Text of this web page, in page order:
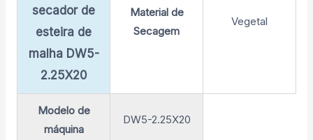
secador de
esteira de
malha DW5-
2.25X20
Material de
Secagem
Vegetal
Modelo de
máquina
DW5-2.25X20